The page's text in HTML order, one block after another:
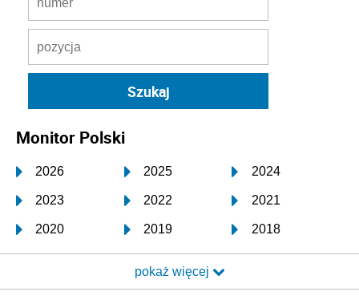
Monitor Polski
2026 2025 2024
2023 2022 2021
2020 2019 2018
2017 2016 2015
2014 2013 2012
pokaż więcej